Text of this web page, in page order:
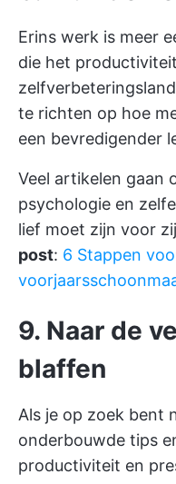
Erins werk is meer
die het
te richten op hoe
een bevredigender
Veel artikelen gaan
psychologie en
lief moet zijn voor
post: 6 Stappen
9. Naar de
blaffen
Als je op zoek bent
onderbouwde tips
productiviteit en